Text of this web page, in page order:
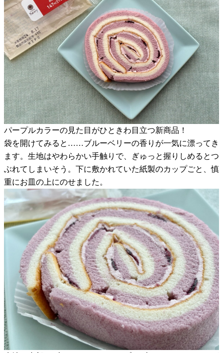
パープルカラーの見た目がひときわ目立つ新商品！
袋を開けてみると……ブルーベリーの香りが一気に漂ってき
ます。生地はやわらかい手触りで、ぎゅっと握りしめるとつ
ぶれてしまいそう。下に敷かれていた紙製のカップごと、慎
重にお皿の上にのせました。